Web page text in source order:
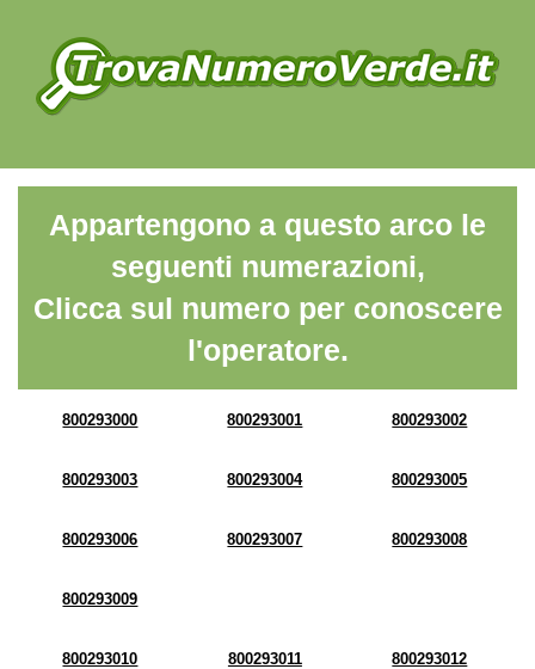
Appartengono a questo arco le
seguenti numerazioni,
Clicca sul numero per conoscere
l'operatore.
800293000 800293001 800293002
800293003 800293004 800293005
800293006 800293007 800293008
800293009
800293010 800293011 800293012